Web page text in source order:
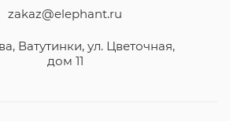
zakaz@elephant.ru
Ватутинки, ул. Цветочная,
дом 11